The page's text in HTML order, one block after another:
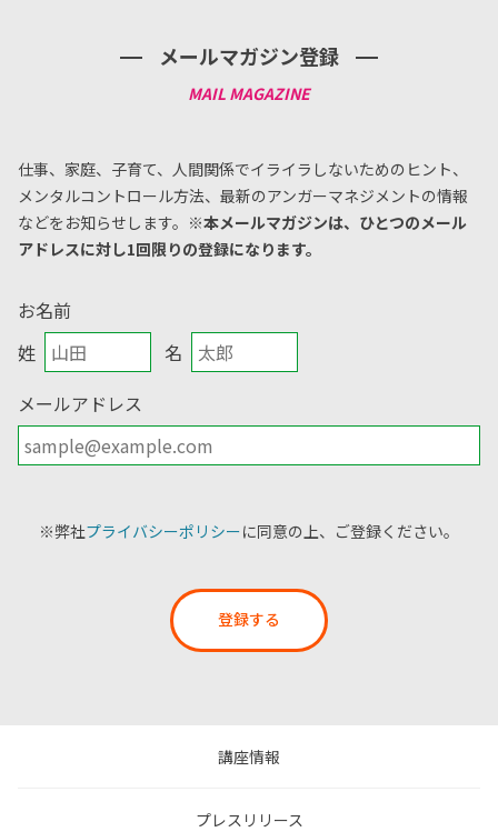
メールマガジン登録
仕事、家庭、子育て、人間関係でイライラしないためのヒント、
メンタルコントロール方法、 最新のアンガーマネジメントの情報
などをお知らせします。 ※本メールマガジンは、ひとつのメール
アドレスに対し1回限りの登録になります。
お名前
姓
名
メールアドレス
※弊社プライバシーポリシーに同意の上、ご登録ください。
登録する
講座情報
プレスリリース